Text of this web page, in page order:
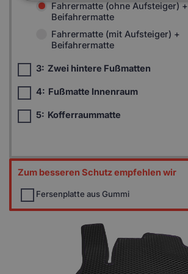
Fahrermatte (ohne Aufsteiger) +
Beifahrermatte
Fahrermatte (mit Aufsteiger) +
Beifahrermatte
3: Zwei hintere Fußmatten
4: Fußmatte Innenraum
5: Kofferraummatte
Zum besseren Schutz empfehlen wir
Fersenplatte aus Gummi